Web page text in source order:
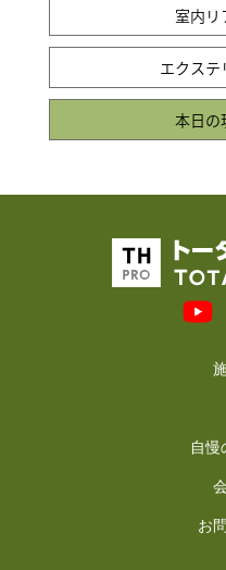
室内リ
エクス
本日の
自慢
お